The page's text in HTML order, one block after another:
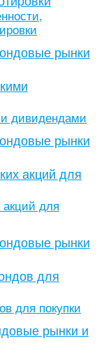
рынки
дивидендами
рынки
акций для
рынки
для покупки
рынки и